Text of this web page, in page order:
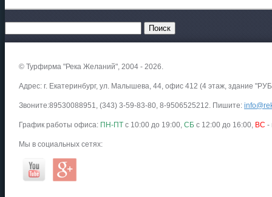
© Турфирма "Река Желаний", 2004 - 2026.
Адрес: г. Екатеринбург, ул. Малышева, 44, офис 412 (4 этаж, здание
Звоните:89530088951, (343) 3-59-83-80, 8-9506525212. Пишите:
График работы офиса: ПН-ПТ с 10:00 до 19:00, СБ с 12:00 до 16:00, ВС -
Мы в социальных сетях: